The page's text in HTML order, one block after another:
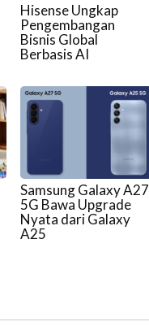
Hisense Ungkap
Pengembangan
Bisnis Global
Berbasis AI
Samsung Galaxy A27
5G Bawa Upgrade
Nyata dari Galaxy
A25